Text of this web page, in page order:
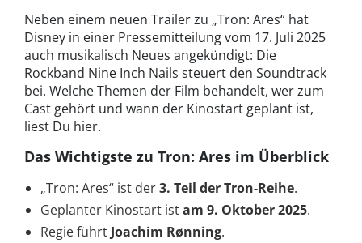
Neben einem neuen Trailer zu „Tron: Ares“ hat
Disney in einer Pressemitteilung vom 17. Juli 2025
auch musikalisch Neues angekündigt: Die
Rockband Nine Inch Nails steuert den Soundtrack
bei. Welche Themen der Film behandelt, wer zum
Cast gehört und wann der Kinostart geplant ist,
liest Du hier.
Das Wichtigste zu Tron: Ares im Überblick
„Tron: Ares“ ist der3. Teil der Tron-Reihe.
Geplanter Kinostart istam 9. Oktober 2025.
Regie führt Joachim Rønning.